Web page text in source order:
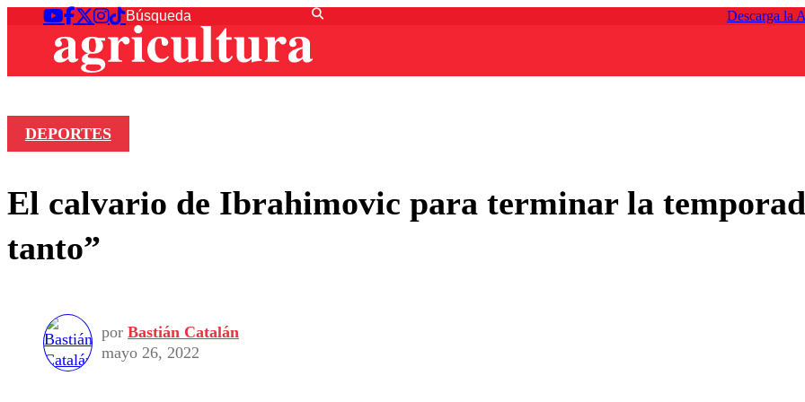
Descarga la
DEPORTES
El calvario de Ibrahimovic para terminar la
tanto”
por Bastián Catalán
mayo 26, 2022